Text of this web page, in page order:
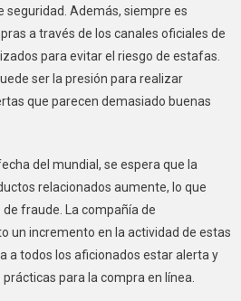
seguridad. Además, siempre es
a través de los canales oficiales de
para evitar el riesgo de estafas.
ser la presión para realizar
que parecen demasiado buenas
del mundial, se espera que la
relacionados aumente, lo que
fraude. La compañía de
un incremento en la actividad de estas
a todos los aficionados estar alerta y
para la compra en línea.